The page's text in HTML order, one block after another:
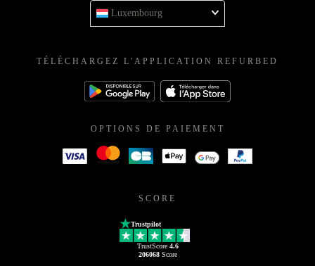
Luxembourg
TÉLÉCHARGEZ L'APPLICATION REFURBED
OPTIONS DE PAIEMENT
SCORE
Trustpilot
TrustScore 4.6
206068Score